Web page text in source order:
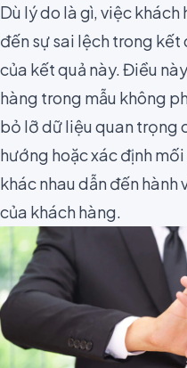
Dù lý do là gì, việc
đến sự sai lệch trong kết
của kết quả này. Điều
hàng trong mẫu không
bỏ lỡ dữ liệu quan trọng
hướng hoặc xác định
khác nhau dẫn đến hành
của khách hàng.